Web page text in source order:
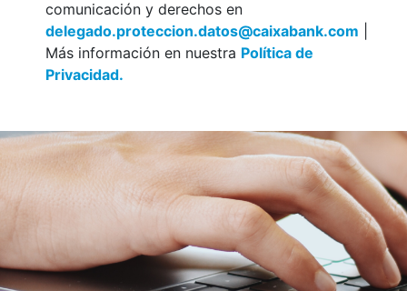
comunicación y derechos en
delegado.proteccion.datos@caixabank.com
Más información en nuestra Política de
Privacidad.